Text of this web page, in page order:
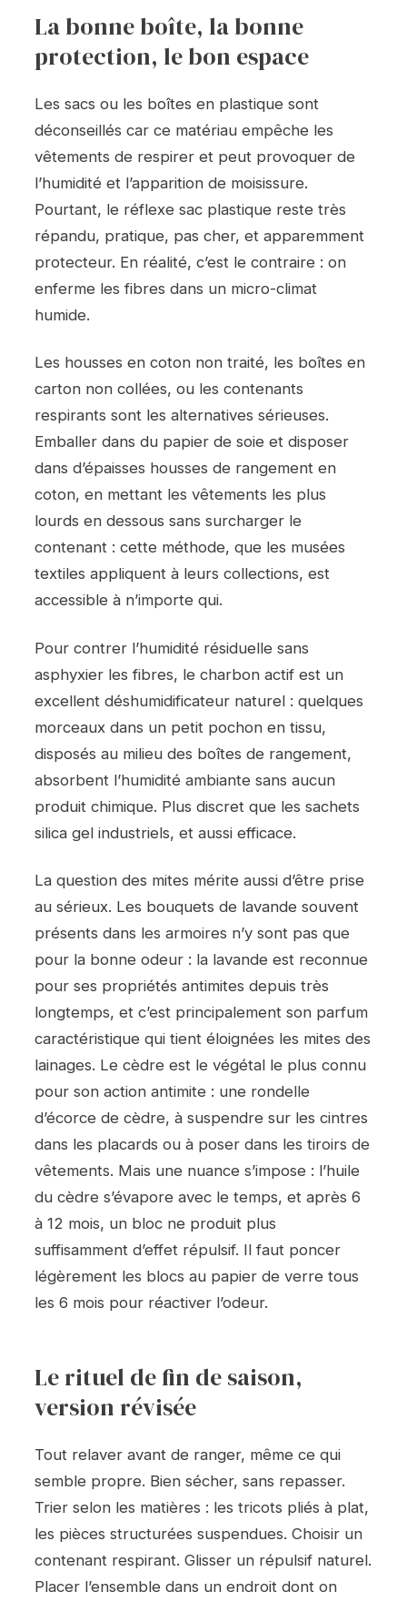
La bonne boîte, la bonne
protection, le bon espace
Les sacs ou les boîtes en plastique sont
déconseillés car ce matériau empêche les
vêtements de respirer et peut provoquer de
l’humidité et l’apparition de moisissure.
Pourtant, le réflexe sac plastique reste très
répandu, pratique, pas cher, et apparemment
protecteur. En réalité, c’est le contraire : on
enferme les fibres dans un micro-climat
humide.
Les housses en coton non traité, les boîtes en
carton non collées, ou les contenants
respirants sont les alternatives sérieuses.
Emballer dans du papier de soie et disposer
dans d’épaisses housses de rangement en
coton, en mettant les vêtements les plus
lourds en dessous sans surcharger le
contenant : cette méthode, que les musées
textiles appliquent à leurs collections, est
accessible à n’importe qui.
Pour contrer l’humidité résiduelle sans
asphyxier les fibres, le charbon actif est un
excellent déshumidificateur naturel : quelques
morceaux dans un petit pochon en tissu,
disposés au milieu des boîtes de rangement,
absorbent l’humidité ambiante sans aucun
produit chimique. Plus discret que les sachets
silica gel industriels, et aussi efficace.
La question des mites mérite aussi d’être prise
au sérieux. Les bouquets de lavande souvent
présents dans les armoires n’y sont pas que
pour la bonne odeur : la lavande est reconnue
pour ses propriétés antimites depuis très
longtemps, et c’est principalement son parfum
caractéristique qui tient éloignées les mites des
lainages. Le cèdre est le végétal le plus connu
pour son action antimite : une rondelle
d’écorce de cèdre, à suspendre sur les cintres
dans les placards ou à poser dans les tiroirs de
vêtements. Mais une nuance s’impose : l’huile
du cèdre s’évapore avec le temps, et après 6
à 12 mois, un bloc ne produit plus
suffisamment d’effet répulsif. Il faut poncer
légèrement les blocs au papier de verre tous
les 6 mois pour réactiver l’odeur.
Le rituel de fin de saison,
version révisée
Tout relaver avant de ranger, même ce qui
semble propre. Bien sécher, sans repasser.
Trier selon les matières : les tricots pliés à plat,
les pièces structurées suspendues. Choisir un
contenant respirant. Glisser un répulsif naturel.
Placer l’ensemble dans un endroit dont on